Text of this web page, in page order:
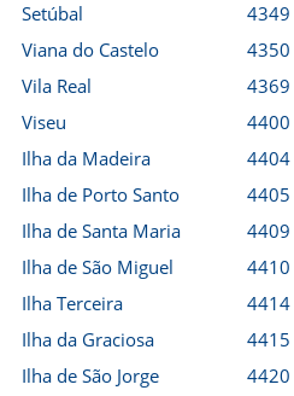
Setúbal
Viana do Castelo
Vila Real
Viseu
Ilha da Madeira
Ilha de Porto Santo
Ilha de Santa Maria
Ilha de São Miguel
Ilha Terceira
Ilha da Graciosa
Ilha de São Jorge
4349
4350
4369
4400
4404
4405
4409
4410
4414
4415
4420